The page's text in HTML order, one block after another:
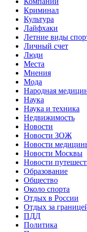
Криминал
Культура
Лайфхаки
Летние виды
Личный счет
Люди
Места
Мнения
Мода
Народная
Наука
Наука и техника
Недвижимость
Новости
Новости ЗОЖ
Новости
Новости Москвы
Новости
Образование
Общество
Около спорта
Отдых в России
Отдых за
ПДД
Политика